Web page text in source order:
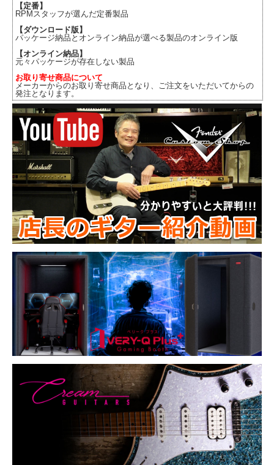
【定番】
RPMスタッフが選んだ定番製品
【ダウンロード版】
パッケージ納品とオンライン納品が選べる製品のオンライン版
【オンライン納品】
元々パッケージが存在しない製品
お取り寄せ商品について
メーカーからのお取り寄せ商品となり、ご注文をいただいてからの
発注となります。